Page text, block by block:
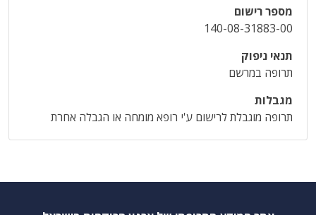
מספר רישום
140-08-31883-00
תנאי ניפוק
תרופה במרשם
מגבלות
תרופה מוגבלת לרישום ע'י רופא מומחה או הגבלה אחרת